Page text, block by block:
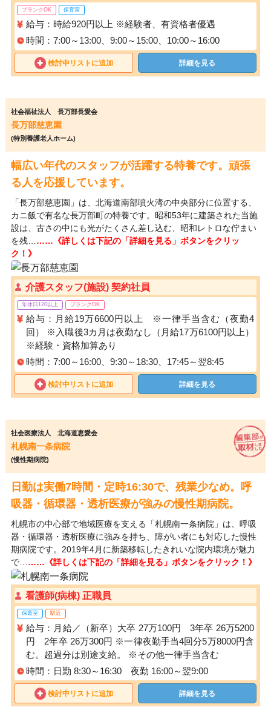
ブランクOK 保育室
給与：時給920円以上 ※経験者、有資格者優遇
時間：7:00～13:00、9:00～15:00、10:00～16:00
検討中リストに追加 詳細を見る
社会福祉法人 長万部長愛会
長万部慈恵園
(特別養護老人ホーム)
幅広い年代のスタッフが活躍する特養です。頑張
る人を応援しています。
「長万部慈恵園」は、北海道南部噴火湾の中央部分に位置する、
カニ飯で有名な長万部町の特養です。昭和53年に建築された当施
設は、古さの中にも光がたくさん差し込む、昭和レトロな佇まい
を残… ……《詳しくは下記の「詳細を見る」ボタンをクリッ
ク！》
介護スタッフ(施設) 契約社員
年休日120以上 ブランクOK
給与：月給19万6600円以上 ※一律手当含む（夜勤4
回） ※入職後3カ月は夜勤なし（月給17万6100円以上）
※経験・資格加算あり
時間：7:00～16:00、9:30～18:30、17:45～翌8:45
検討中リストに追加 詳細を見る
社会医療法人 北海道恵愛会
札幌南一条病院
(慢性期病院)
日勤は実働7時間・定時16:30で、残業少なめ。呼
吸器・循環器・透析医療が強みの慢性期病院。
札幌市の中心部で地域医療を支える「札幌南一条病院」は、呼吸
器・循環器・透析医療に強みを持ち、障がい者にも対応した慢性
期病院です。2019年4月に新築移転したきれいな院内環境が魅力
で… ……《詳しくは下記の「詳細を見る」ボタンをクリック！》
看護師(病棟) 正職員
保育室 駅近
給与：月給／（新卒）大卒 27万100円 3年卒 26万5200
円 2年卒 26万300円 ※一律夜勤手当4回分5万8000円含
む。超過分は別途支給。 ※その他一律手当含む
時間：日勤 8:30～16:30 夜勤 16:00～翌9:00
検討中リストに追加 詳細を見る